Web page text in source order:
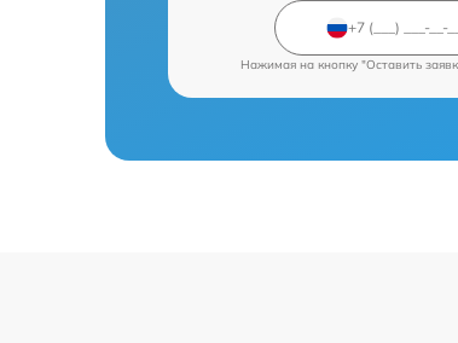
Нажимая на кнопку "Оставить